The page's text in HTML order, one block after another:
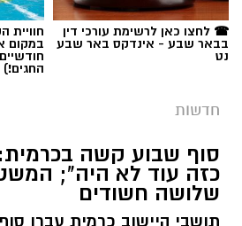
☎ לחצו כאן לרשימת עורכי דין
בבאר שבע - אינדקס באר שבע
נט
במקום
החגים!)
חדשות
סוף שבוע קשה בכרמית:
כזה עוד לא היה";
שלושה חשודים
תושבי היישוב כרמית עברו